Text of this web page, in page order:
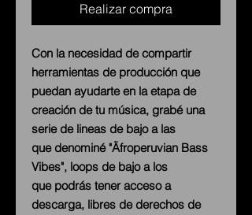
Realizar compra
Con la necesidad de compartir
herramientas de producción que
puedan ayudarte en la etapa de
creación de tu música, grabé una
serie de lineas de bajo a las
que denominé "Äfroperuvian Bass
Vibes", loops de bajo a los
que podrás tener acceso a
descarga, libres de derechos de